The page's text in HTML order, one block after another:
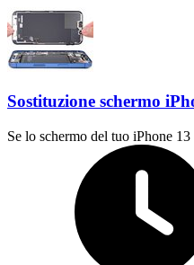
Sostituzione schermo
Se lo schermo del tuo iPhone